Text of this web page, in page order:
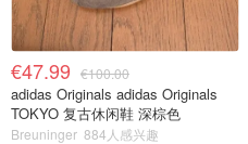
€47.99 €100.00
adidas Originals adidas Originals
TOKYO 复古休闲鞋 深棕色
Breuninger 884人感兴趣